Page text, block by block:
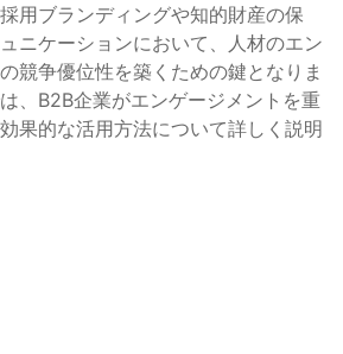
用ブランディングや知的財産の保
ニケーションにおいて、人材のエン
競争優位性を築くための鍵となりま
、B2B企業がエンゲージメントを重
果的な活用方法について詳しく説明